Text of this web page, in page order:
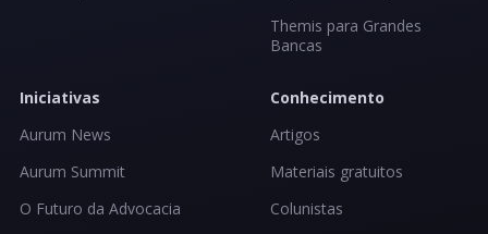
Themis para Grandes
Bancas
Iniciativas
Aurum News
Aurum Summit
O Futuro da Advocacia
Conhecimento
Artigos
Materiais gratuitos
Colunistas